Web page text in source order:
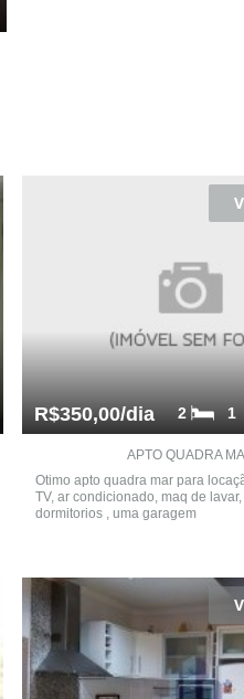
R$350,00/dia 1
2
APTO QUADRA
Otimo apto quadra mar para
TV, ar condicionado, maq de lavar,
dormitorios , uma garagem